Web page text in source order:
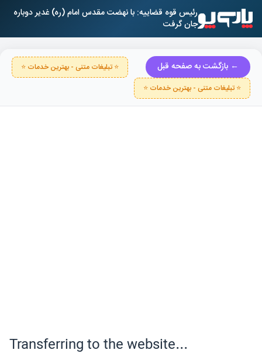
رئیس قوه قضاییه: با نهضت مقدس امام (ره) غدیر دوباره
جان گرفت
← بازگشت به صفحه قبل
⭐ تبلیغات متنی - بهترین خدمات ⭐
⭐ تبلیغات متنی - بهترین خدمات ⭐